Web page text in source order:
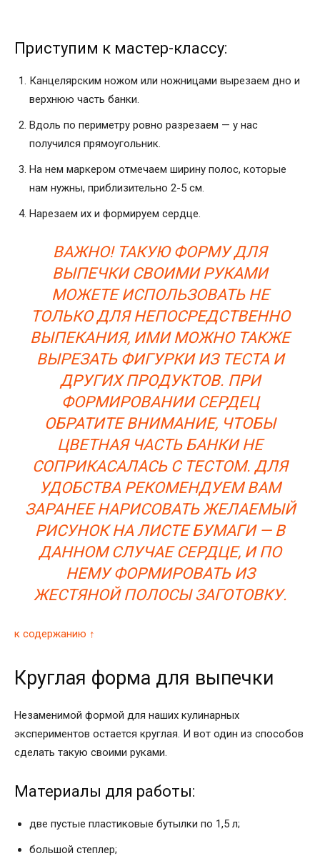
Приступим к мастер-классу:
Канцелярским ножом или ножницами вырезаем дно и
верхнюю часть банки.
Вдоль по периметру ровно разрезаем — у нас
получился прямоугольник.
На нем маркером отмечаем ширину полос, которые
нам нужны, приблизительно 2-5 см.
Нарезаем их и формируем сердце.
ВАЖНО! ТАКУЮ ФОРМУ ДЛЯ
ВЫПЕЧКИ СВОИМИ РУКАМИ
МОЖЕТЕ ИСПОЛЬЗОВАТЬ НЕ
ТОЛЬКО ДЛЯ НЕПОСРЕДСТВЕННО
ВЫПЕКАНИЯ, ИМИ МОЖНО ТАКЖЕ
ВЫРЕЗАТЬ ФИГУРКИ ИЗ ТЕСТА И
ДРУГИХ ПРОДУКТОВ. ПРИ
ФОРМИРОВАНИИ СЕРДЕЦ
ОБРАТИТЕ ВНИМАНИЕ, ЧТОБЫ
ЦВЕТНАЯ ЧАСТЬ БАНКИ НЕ
СОПРИКАСАЛАСЬ С ТЕСТОМ. ДЛЯ
УДОБСТВА РЕКОМЕНДУЕМ ВАМ
ЗАРАНЕЕ НАРИСОВАТЬ ЖЕЛАЕМЫЙ
РИСУНОК НА ЛИСТЕ БУМАГИ — В
ДАННОМ СЛУЧАЕ СЕРДЦЕ, И ПО
НЕМУ ФОРМИРОВАТЬ ИЗ
ЖЕСТЯНОЙ ПОЛОСЫ ЗАГОТОВКУ.
к содержанию ↑
Круглая форма для выпечки
Незаменимой формой для наших кулинарных
экспериментов остается круглая. И вот один из способов
сделать такую своими руками.
Материалы для работы:
две пустые пластиковые бутылки по 1,5 л;
большой степлер;